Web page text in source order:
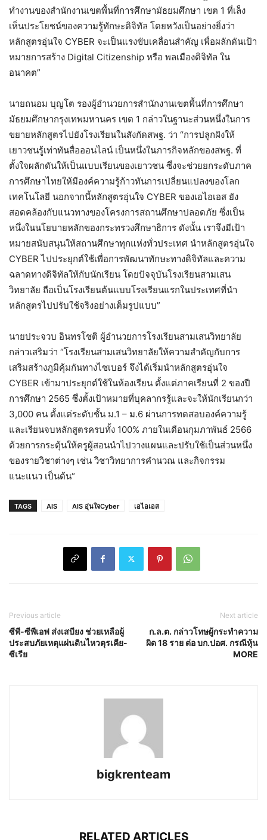
ทำงานของสำนักงานเขตพื้นที่การศึกษามัธยมศึกษา เขต 1 ที่เล็ง
เห็นประโยชน์ของความรู้ทักษะดิจิทัล โดยหวังเป็นอย่างยิ่งว่า
หลักสูตรอุ่นใจ CYBER จะเป็นแรงขับเคลื่อนสำคัญ เพื่อผลักดันเป้า
หมายการสร้าง Digital Citizenship หรือ พลเมืองดิจิทัล ใน
อนาคต”
นายถนอม บุญโต รองผู้อำนวยการสำนักงานเขตพื้นที่การศึกษา
มัธยมศึกษากรุงเทพมหานคร เขต 1 กล่าวในฐานะส่วนหนึ่งในการ
ขยายหลักสูตรไปยังโรงเรียนในสังกัดสพฐ. ว่า “การปลูกฝังให้
เยาวชนรู้เท่าทันสื่อออนไลน์ เป็นหนึ่งในภารกิจหลักของสพฐ. ที่
ตั้งใจผลักดันให้เป็นแบบเรียนของเยาวชน ซึ่งจะช่วยยกระดับภาค
การศึกษาไทยให้มีองค์ความรู้ก้าวทันการเปลี่ยนแปลงของโลก
เทคโนโลยี นอกจากนี้หลักสูตรอุ่นใจ CYBER ของเอไอเอส ยัง
สอดคล้องกับแนวทางของโครงการสถานศึกษาปลอดภัย ซึ่งเป็น
หนึ่งในนโยบายหลักของกระทรวงศึกษาธิการ ดังนั้น เราจึงมีเป้า
หมายสนับสนุนให้สถานศึกษาทุกแห่งทั่วประเทศ นำหลักสูตรอุ่นใจ
CYBER ไปประยุกต์ใช้เพื่อการพัฒนาทักษะทางดิจิทัลและความ
ฉลาดทางดิจิทัลให้กับนักเรียน โดยปัจจุบันโรงเรียนสามเสน
วิทยาลัย ถือเป็นโรงเรียนต้นแบบโรงเรียนแรกในประเทศที่นำ
หลักสูตรไปปรับใช้จริงอย่างเต็มรูปแบบ”
นายประจวบ อินทรโชติ ผู้อำนวยการโรงเรียนสามเสนวิทยาลัย
กล่าวเสริมว่า “โรงเรียนสามเสนวิทยาลัยให้ความสำคัญกับการ
เสริมสร้างภูมิคุ้มกันทางไซเบอร์ จึงได้เริ่มนำหลักสูตรอุ่นใจ
CYBER เข้ามาประยุกต์ใช้ในห้องเรียน ตั้งแต่ภาคเรียนที่ 2 ของปี
การศึกษา 2565 ซึ่งตั้งเป้าหมายที่บุคลากรรู้และจะให้นักเรียนกว่า
3,000 คน ตั้งแต่ระดับชั้น ม.1 – ม.6 ผ่านการทดสอบองค์ความรู้
และเรียนจบหลักสูตรครบทั้ง 100% ภายในเดือนกุมภาพันธ์ 2566
ด้วยการกระตุ้นให้ครูผู้สอนนำไปวางแผนและปรับใช้เป็นส่วนหนึ่ง
ของรายวิชาต่างๆ เช่น วิชาวิทยาการคำนวณ และกิจกรรม
แนะแนว เป็นต้น“
TAGS AIS AIS อุ่นใจCyber เอไอเอส
Previous article
ซีพี-ซีพีเอฟ ส่งเสบียง ช่วยเหลือผู้
ประสบภัยเหตุแผ่นดินไหวตุรเคีย-
ซีเรีย
Next article
ก.ล.ต. กล่าวโทษผู้กระทำความ
ผิด 18 ราย ต่อ บก.ปอศ. กรณีหุ้น
MORE
bigkrenteam
RELATED ARTICLES